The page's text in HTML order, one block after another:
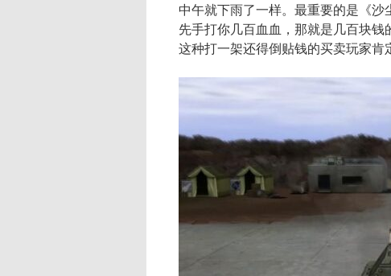
中午就下雨了一样。最重要的是《沙
先手打你几百血血，那就是几百块钱
这种打一架还得倒贴钱的买卖玩家肯